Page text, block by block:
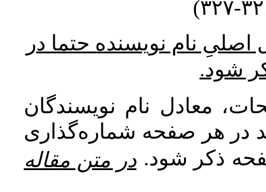
نام نویسنده حتما در
شود.
معادل نام نویسندگان
در هر صفحه شماره‌گذاری
ذکر شود. در متن مقاله